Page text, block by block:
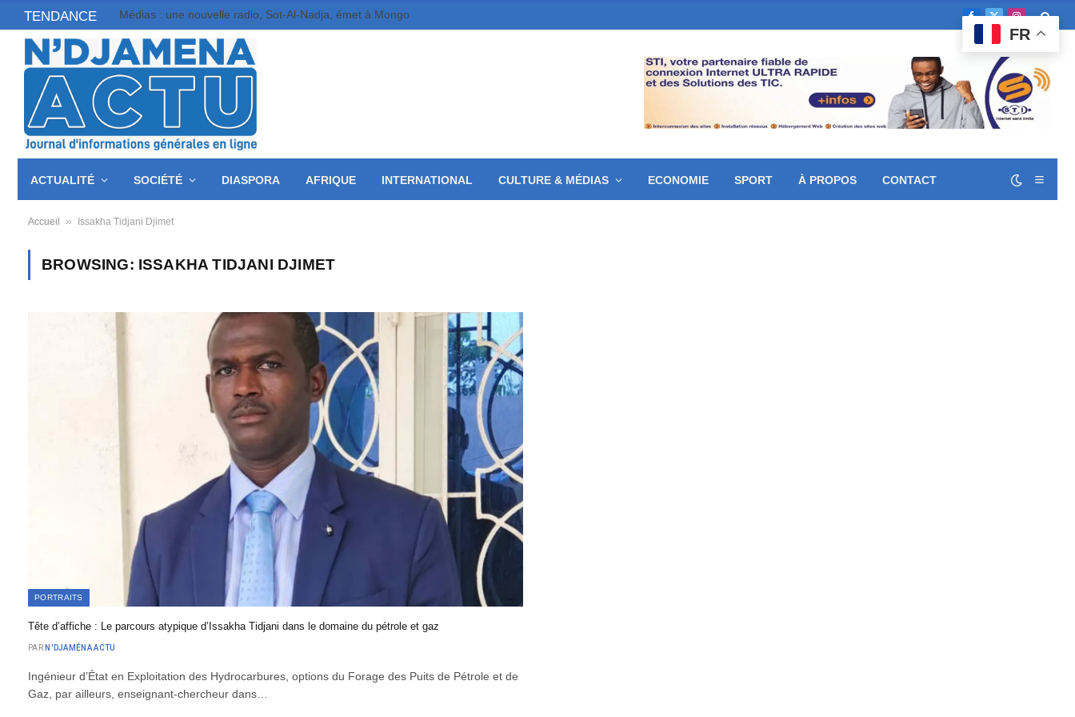
TENDANCE Médias : une nouvelle radio, Sot-Al-Nadja, émet à Mongo
Facebook
X
(Twitter)
ACTUALITÉ SOCIÉTÉ DIASPORA AFRIQUE INTERNATIONAL CULTURE & MÉDIAS ECONOMIE SPORT À PROPOS CONTACT
Accueil » Issakha Tidjani Djimet
BROWSING: ISSAKHA TIDJANI DJIMET
PORTRAITS
Tête d’affiche : Le parcours atypique d’Issakha Tidjani dans le domaine du pétrole et gaz
PAR N'DJAMÉNA ACTU
Ingénieur d’État en Exploitation des Hydrocarbures, options du Forage des Puits de Pétrole et de
Gaz, par ailleurs, enseignant-chercheur dans…
FR